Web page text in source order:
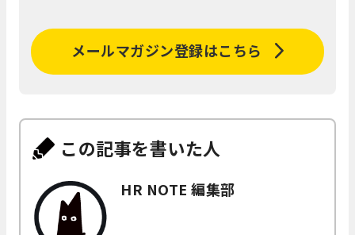
メールマガジン登録はこちら
この記事を書いた人
HR NOTE 編集部